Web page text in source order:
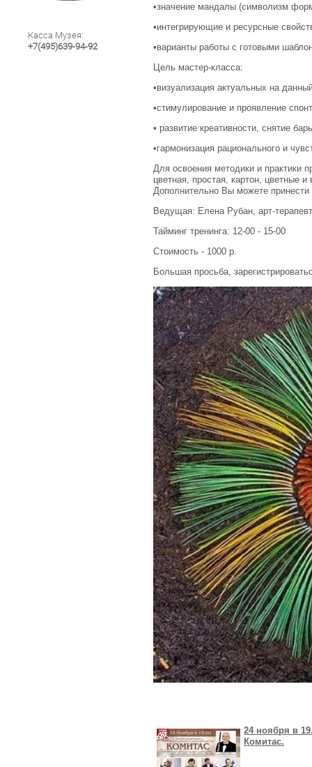
Касса Музея:
+7(495)639-94-92
•значение мандалы (символизм
•интегрирующие и ресурсные
•варианты работы с готовыми
Цель мастер-класса:
•визуализация актуальных на
•стимулирование и проявление
• развитие креативности, снятие
•гармонизация рационального и
Для освоения методики и практики
цветная, простая, картон, цветные
Дополнительно Вы можете
Ведущая: Елена Рубан, арт-
Тайминг тренинга: 12-00 - 15-00
Стоимость - 1000 р.
Большая просьба,
24 ноября в
Комитас.